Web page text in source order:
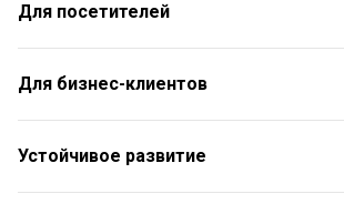
Услуги
Развлечения
Рестораны
Для посетителей
С животными
Контакты
Aкции
Подарочная карта
Для бизнес-клиентов
Подарочная карта для юридических лиц
Пресс-релизы
Устойчивое развитие